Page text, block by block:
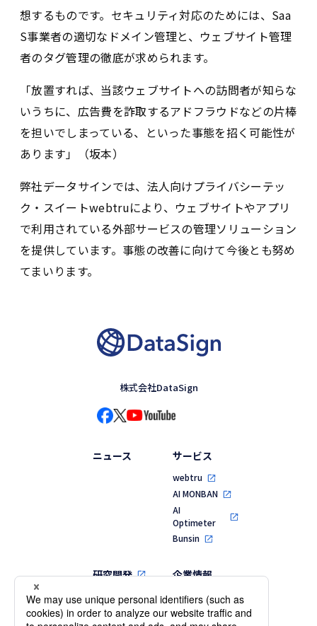
想するものです。セキュリティ対応のためには、Saa
S事業者の適切なドメイン管理と、ウェブサイト管理
者のタグ管理の徹底が求められます。
「放置すれば、当該ウェブサイトへの訪問者が知らな
いうちに、広告費を詐取するアドフラウドなどの片棒
を担いでしまっている、といった事態を招く可能性が
あります」（坂本）
弊社データサインでは、法人向けプライバシーテッ
ク・スイートwebtruにより、ウェブサイトやアプリ
で利用されている外部サービスの管理ソリューション
を提供しています。事態の改善に向けて今後とも努め
てまいります。
株式会社DataSign
ニュース サービス
webtru
AI MONBAN
AI
Optimeter
Bunsin
研究開発 企業情報
代表メッセージ
MVV・行動指針